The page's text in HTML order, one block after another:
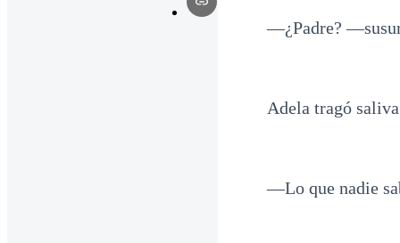
—¿Padre?
Adela tragó
—Lo que nadie